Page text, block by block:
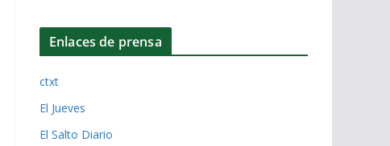
Enlaces de prensa
ctxt
El Jueves
El Salto Diario